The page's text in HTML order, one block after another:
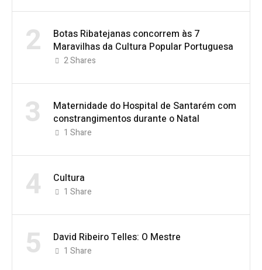
2
Botas Ribatejanas concorrem às 7
Maravilhas da Cultura Popular Portuguesa
2Shares
3
Maternidade do Hospital de Santarém com
constrangimentos durante o Natal
1 Share
4 Cultura
1 Share
5 David Ribeiro Telles: O Mestre
1 Share